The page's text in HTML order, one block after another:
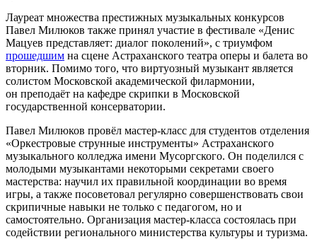
Лауреат множества престижных музыкальных конкурсов
Павел Милюков также принял участие в фестивале «Денис
Мацуев представляет: диалог поколений», с триумфом
прошедшим на сцене Астраханского театра оперы и балета во
вторник. Помимо того, что виртуозный музыкант является
солистом Московской академической филармонии,
он преподаёт на кафедре скрипки в Московской
государственной консерватории.
Павел Милюков провёл мастер-класс для студентов отделения
«Оркестровые струнные инструменты» Астраханского
музыкального колледжа имени Мусоргского. Он поделился с
молодыми музыкантами некоторыми секретами своего
мастерства: научил их правильной координации во время
игры, а также посоветовал регулярно совершенствовать свои
скрипичные навыки не только с педагогом, но и
самостоятельно. Организация мастер-класса состоялась при
содействии регионального министерства культуры и туризма.